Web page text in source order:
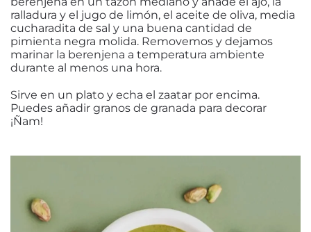
ralladura y el jugo de limón, el aceite de oliva, media
cucharadita de sal y una buena cantidad de
pimienta negra molida. Removemos y dejamos
marinar la berenjena a temperatura ambiente
durante al menos una hora.
Sirve en un plato y echa el zaatar por encima.
Puedes añadir granos de granada para decorar
¡Ñam!